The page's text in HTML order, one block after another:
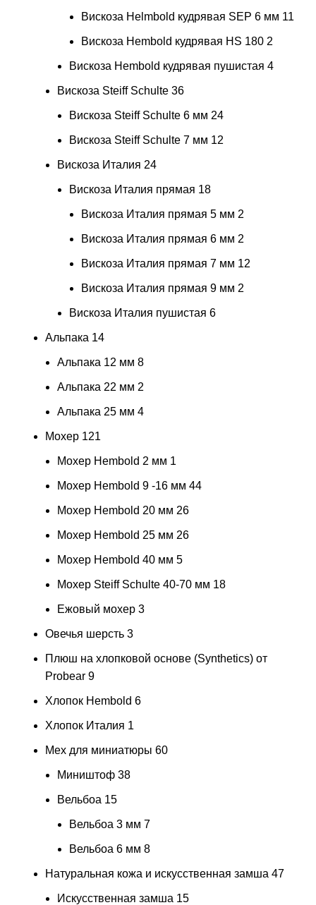
Вискоза Helmbold кудрявая SEP 6 мм 11
Вискоза Hembold кудрявая HS 180 2
Вискоза Hembold кудрявая пушистая 4
Вискоза Steiff Schulte 36
Вискоза Steiff Schulte 6 мм 24
Вискоза Steiff Schulte 7 мм 12
Вискоза Италия 24
Вискоза Италия прямая 18
Вискоза Италия прямая 5 мм 2
Вискоза Италия прямая 6 мм 2
Вискоза Италия прямая 7 мм 12
Вискоза Италия прямая 9 мм 2
Вискоза Италия пушистая 6
Альпака 14
Альпака 12 мм 8
Альпака 22 мм 2
Альпака 25 мм 4
Мохер 121
Мохер Hembold 2 мм 1
Мохер Hembold 9 -16 мм 44
Мохер Hembold 20 мм 26
Мохер Hembold 25 мм 26
Мохер Hembold 40 мм 5
Мохер Steiff Schulte 40-70 мм 18
Ежовый мохер 3
Овечья шерсть 3
Плюш на хлопковой основе (Synthetics) от
Probear 9
Хлопок Hembold 6
Хлопок Италия 1
Мех для миниатюры 60
Миништоф 38
Вельбоа 15
Вельбоа 3 мм 7
Вельбоа 6 мм 8
Натуральная кожа и искусственная замша 47
Искусственная замша 15